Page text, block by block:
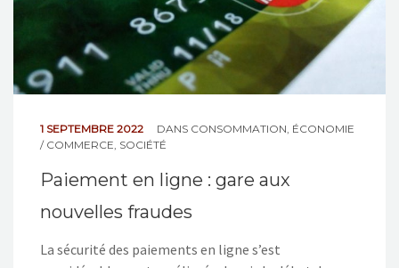
1 SEPTEMBRE 2022 DANS CONSOMMATION, ÉCONOMIE
/ COMMERCE, SOCIÉTÉ
Paiement en ligne : gare aux
nouvelles fraudes
La sécurité des paiements en ligne s’est